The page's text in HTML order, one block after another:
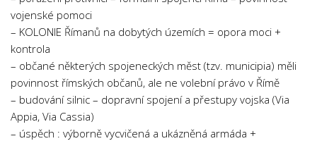
vojenské pomoci
– KOLONIE Římanů na dobytých územích = opora moci +
kontrola
– občané některých spojeneckých měst (tzv. municipia) měli
povinnost římských občanů, ale ne volební právo v Římě
– budování silnic – dopravní spojení a přestupy vojska (Via
Appia, Via Cassia)
– úspěch : výborně vycvičená a ukázněná armáda +